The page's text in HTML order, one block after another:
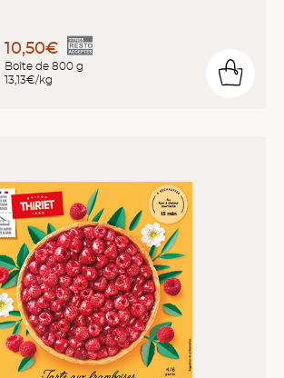
10,50€
Boîte de 800 g
13,13€/kg